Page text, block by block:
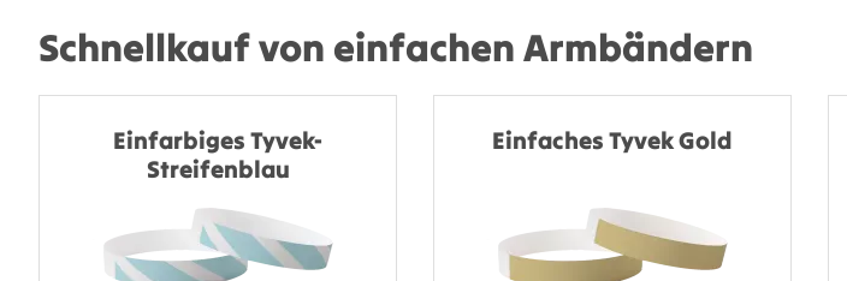
Schnellkauf von einfachen Armbändern
Einfarbiges Tyvek-
Streifenblau
Einfaches Tyvek Gold